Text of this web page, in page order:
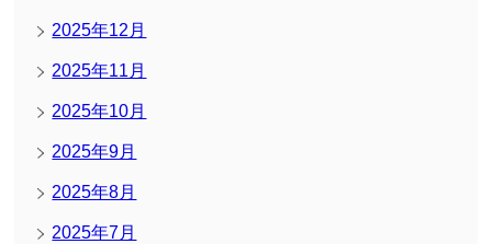
2025年12月
2025年11月
2025年10月
2025年9月
2025年8月
2025年7月